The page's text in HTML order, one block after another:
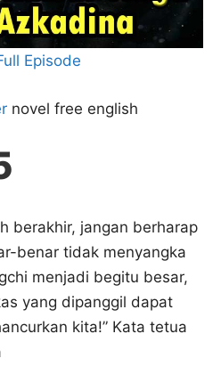
Episode
novel free english
berakhir, jangan berharap
benar tidak menyangka
menjadi begitu besar,
yang dipanggil dapat
kita!” Kata tetua